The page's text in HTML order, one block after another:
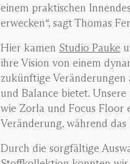
einem praktischen
erwecken“, sagt Thomas
Hier kamen Studio Pauke
ihre Vision von einem
zukünftige Veränderungen
und Balance bietet.
wie Zorla und Focus Floor
Veränderung, während
Durch die sorgfältige